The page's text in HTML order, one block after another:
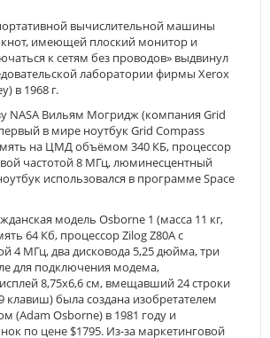
вычислительной машины
имеющей плоский монитор и
к сетям без проводов» выдвинул
лаборатории фирмы Xerox
в 1968 г.
NASA Вильям Могридж (компания Grid
в мире ноутбук Grid Compass
на ЦМД объёмом 340 КБ, процессор
частотой 8 МГц, люминесцентный
использовался в программе Space
модель Osborne 1 (масса 11 кг,
64 Кб, процессор Zilog Z80A с
4 МГц, два дисковода 5,25 дюйма, три
для подключения модема,
8,75х6,6 см, вмещавший 24 строки
клавиш) была создана изобретателем
(Adam Osborne) в 1981 году и
по цене $1795. Из-за маркетинговой